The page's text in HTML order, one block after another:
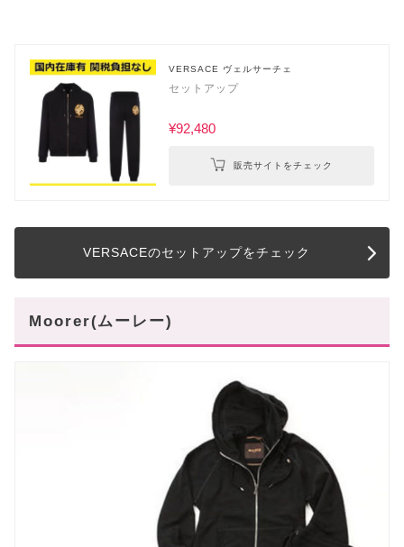
VERSACE ヴェルサーチェ
セットアップ
¥92,480
販売サイトをチェック
VERSACEのセットアップをチェック
Moorer(ムーレー)